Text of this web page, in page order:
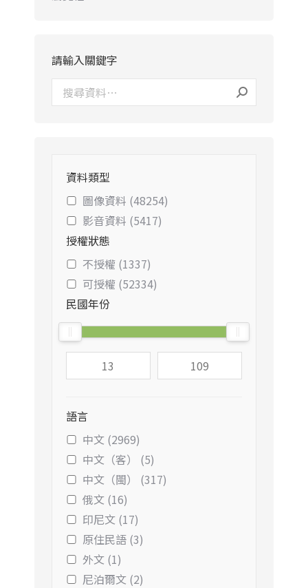
請輸入關鍵字
資料類型
圖像資料 (48254)
影音資料 (5417)
授權狀態
不授權 (1337)
可授權 (52334)
民國年份
語言
中文 (2969)
中文（客） (5)
中文（閩） (317)
俄文 (16)
印尼文 (17)
原住民語 (3)
外文 (1)
尼泊爾文 (2)